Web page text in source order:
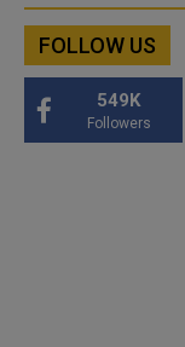
FOLLOW US
549K
Followers